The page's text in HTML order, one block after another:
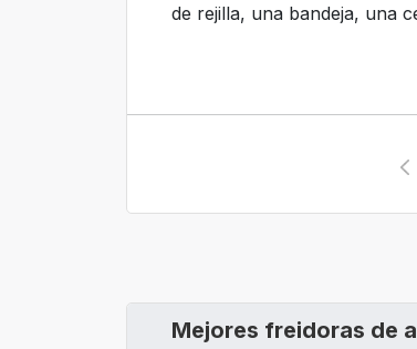
de rejilla, una bandeja, una
Mejores freidoras de